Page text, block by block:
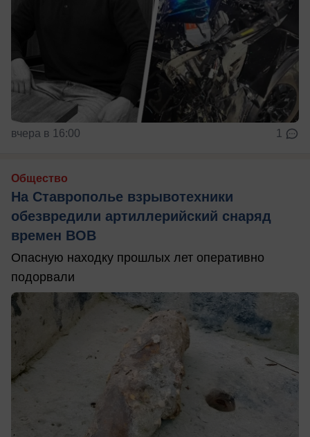
вчера в 16:00 1
Общество
На Ставрополье взрывотехники
обезвредили артиллерийский снаряд
времен ВОВ
Опасную находку прошлых лет оперативно
подорвали